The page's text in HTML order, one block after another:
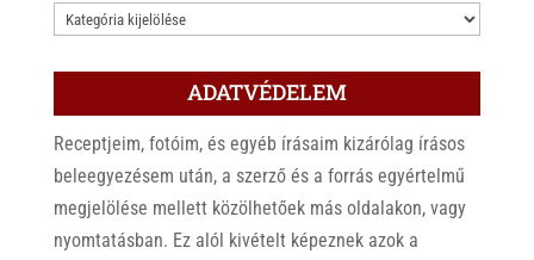
KATEGÓRIÁK
ADATVÉDELEM
Receptjeim, fotóim, és egyéb írásaim kizárólag írásos
beleegyezésem után, a szerző és a forrás egyértelmű
megjelölése mellett közölhetőek más oldalakon, vagy
nyomtatásban. Ez alól kivételt képeznek azok a